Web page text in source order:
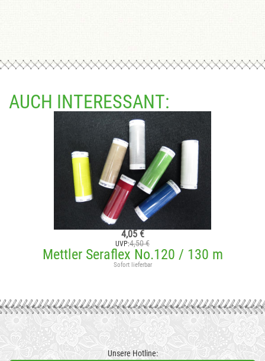
AUCH INTERESSANT:
4,05 €
UVP:4,50 €
Mettler Seraflex No.120 / 130 m
Sofort lieferbar
Unsere Hotline: